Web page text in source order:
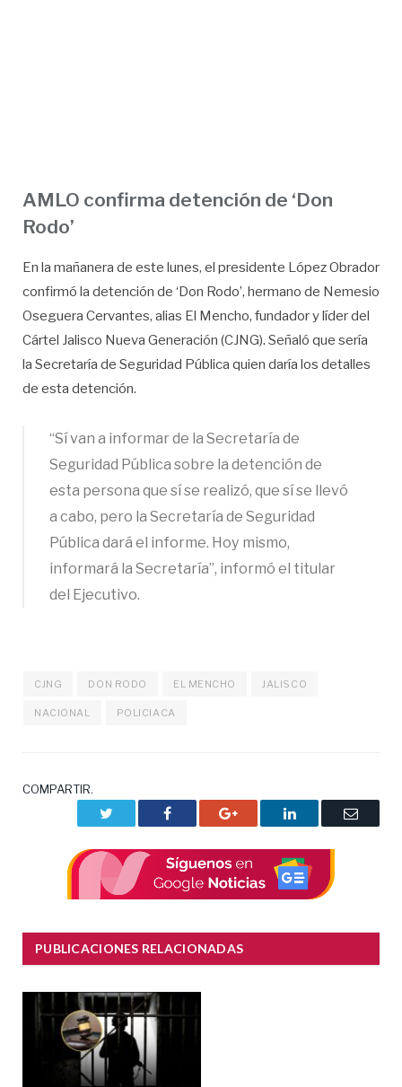
AMLO confirma detención de ‘Don
Rodo’
En la mañanera de este lunes, el presidente López Obrador
confirmó la detención de ‘Don Rodo’, hermano de Nemesio
Oseguera Cervantes, alias El Mencho, fundador y líder del
Cártel Jalisco Nueva Generación (CJNG). Señaló que sería
la Secretaría de Seguridad Pública quien daría los detalles
de esta detención.
“Sí van a informar de la Secretaría de
Seguridad Pública sobre la detención de
esta persona que sí se realizó, que sí se llevó
a cabo, pero la Secretaría de Seguridad
Pública dará el informe. Hoy mismo,
informará la Secretaría”, informó el titular
del Ejecutivo.
CJNG DON RODO EL MENCHO JALISCO
NACIONAL POLICIACA
COMPARTIR.
Facebook Google+ LinkedIn
Correo
PUBLICACIONES RELACIONADAS